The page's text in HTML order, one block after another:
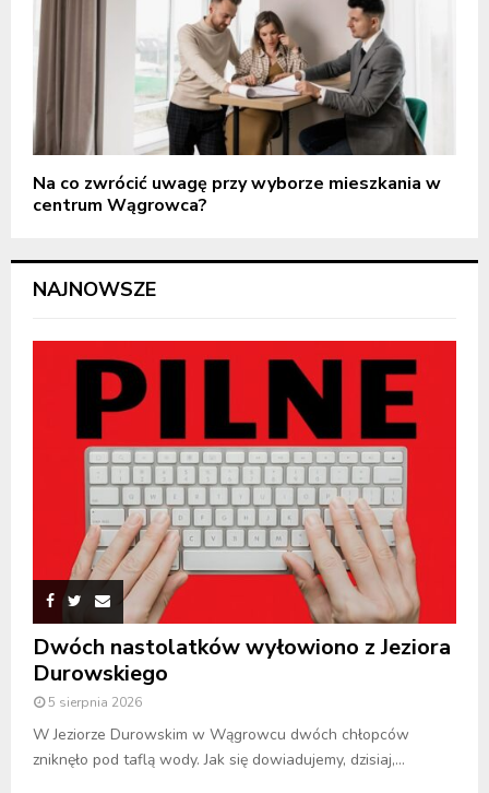
Na co zwrócić uwagę przy wyborze mieszkania w
centrum Wągrowca?
NAJNOWSZE
Dwóch nastolatków wyłowiono z Jeziora
Durowskiego
5 sierpnia 2026
W Jeziorze Durowskim w Wągrowcu dwóch chłopców
zniknęło pod taflą wody. Jak się dowiadujemy, dzisiaj,...